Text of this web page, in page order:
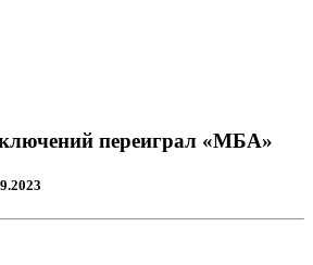
переиграл «МБА»